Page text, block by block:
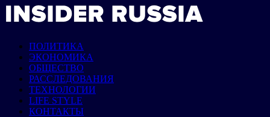
ПОЛИТИКА
ЭКОНОМИКА
ОБЩЕСТВО
РАССЛЕДОВАНИЯ
ТЕХНОЛОГИИ
LIFE STYLE
КОНТАКТЫ